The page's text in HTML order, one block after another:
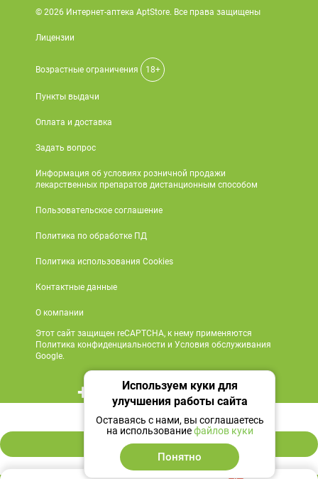
1 241 ₽
В корзину
© 2026 Интернет-аптека AptStore. Все права защищены
Лицензии
Возрастные ограничения 18+
Пункты выдачи
Оплата и доставка
Задать вопрос
Информация об условиях розничной продажи
лекарственных препаратов дистанционным способом
Пользовательское соглашение
Политика по обработке ПД
Политика использования Cookies
Контактные данные
О компании
Этот сайт защищен reCAPTCHA, к нему применяются
Политика конфиденциальности и Условия обслуживания
Google.
+7 495 419 18 18
Мы в социальных сетях
Используем куки для
улучшения работы сайта
Оставаясь с нами, вы соглашаетесь
на использованиефайлов куки
Понятно